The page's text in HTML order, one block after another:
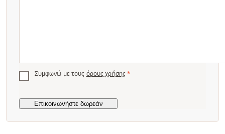
Συμφωνώ με τους όρους χρήσης *